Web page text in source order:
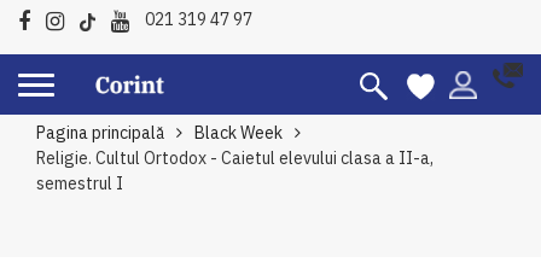
021 319 47 97
Pagina principală
Black Week
Religie. Cultul Ortodox - Caietul elevului clasa a II-a,
semestrul I